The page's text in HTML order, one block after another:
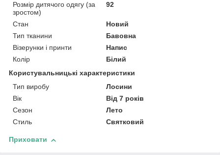
Розмір дитячого одягу (за
зростом)
92
Стан
Новий
Тип тканини
Бавовна
Візерунки і принти
Напис
Колір
Білий
Користувальницькі характеристики
Тип виробу
Лосини
Вік
Від 7 років
Сезон
Лето
Стиль
Святковий
Приховати